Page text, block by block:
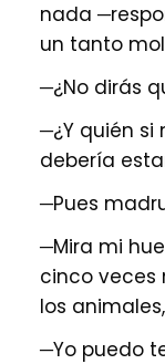
nada
un tanto
─¿No dirás
─¿Y quién si
debería
─Pues
─Mira mi
cinco veces
los
─Yo puedo